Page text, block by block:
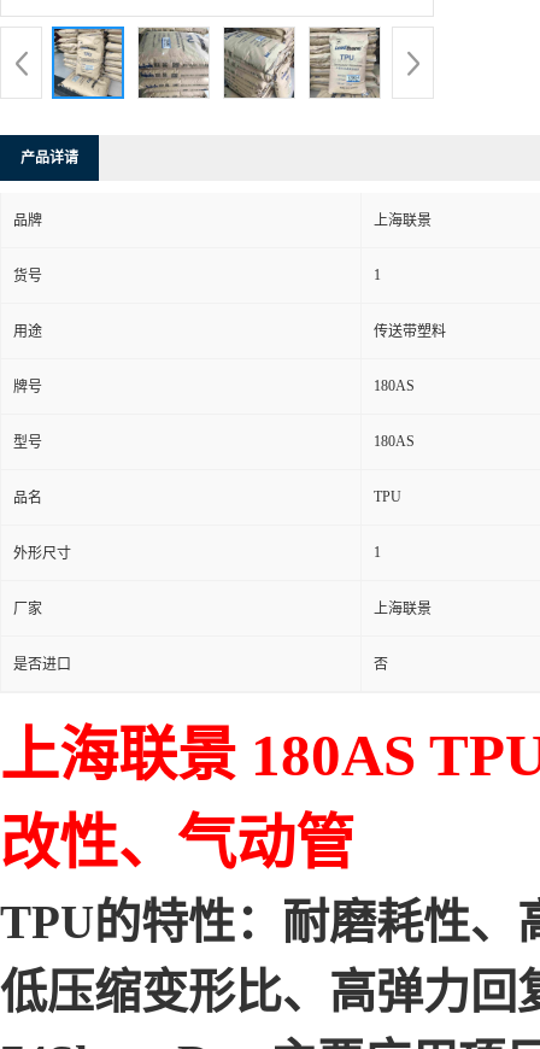
产品详请
品牌 上海联景
货号 1
用途 传送带塑料
牌号 180AS
型号 180AS
品名 TPU
外形尺寸 1
厂家 上海联景
是否进口 否
上海联景 180AS
改性、气动管
TPU的特性：耐磨耗性、
低压缩变形比、高弹力回